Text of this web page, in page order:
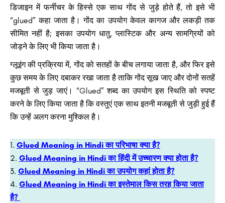
डिजाइन में फर्नीचर के हिस्से एक साथ गोंद से जुड़े होते हैं, तो इसे भी
“glued” कहा जाता है। गोंद का उपयोग केवल कागज और लकड़ी तक
सीमित नहीं है; इसका उपयोग धातु, प्लास्टिक और अन्य सामग्रियों को
जोड़ने के लिए भी किया जाता है।
ग्लूइंग की प्रक्रिया में, गोंद को सतहों के बीच लगाया जाता है, और फिर इसे
कुछ समय के लिए दबाकर रखा जाता है ताकि गोंद सूख जाए और दोनों सतहें
मजबूती से जुड़ जाएं। “Glued” शब्द का उपयोग इस स्थिति को स्पष्ट
करने के लिए किया जाता है कि वस्तुएं एक साथ इतनी मजबूती से जुड़ी हुई हैं
कि उन्हें अलग करना मुश्किल है।
Glued Meaning in Hindi का परिभाषा क्या है?
Glued Meaning in Hindi का हिंदी में उच्चारण क्या होता है?
Glued Meaning in Hindi का उपयोग कहां होता है?
Glued Meaning in Hindi का इस्तेमाल किस तरह किया जाता
है?